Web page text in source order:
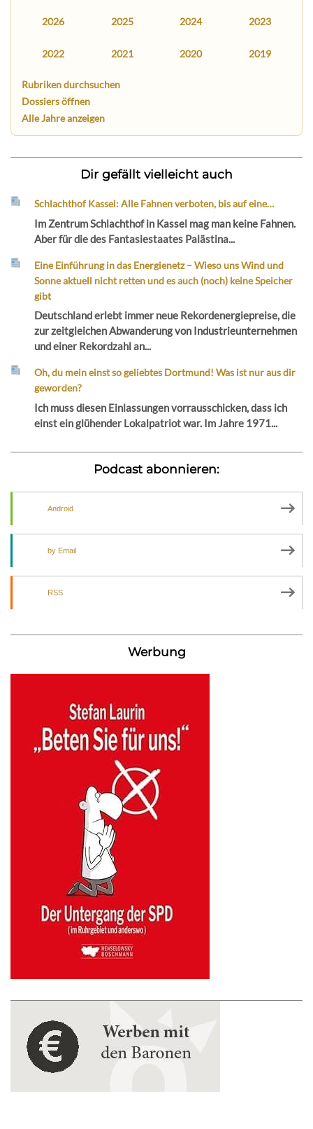
2026 2025 2024 2023
2022 2021 2020 2019
Rubriken durchsuchen
Dossiers öffnen
Alle Jahre anzeigen
Dir gefällt vielleicht auch
Schlachthof Kassel: Alle Fahnen verboten, bis auf eine…
Im Zentrum Schlachthof in Kassel mag man keine Fahnen.
Aber für die des Fantasiestaates Palästina...
Eine Einführung in das Energienetz – Wieso uns Wind und
Sonne aktuell nicht retten und es auch (noch) keine Speicher
gibt
Deutschland erlebt immer neue Rekordenergiepreise, die
zur zeitgleichen Abwanderung von Industrieunternehmen
und einer Rekordzahl an...
Oh, du mein einst so geliebtes Dortmund! Was ist nur aus dir
geworden?
Ich muss diesen Einlassungen vorrausschicken, dass ich
einst ein glühender Lokalpatriot war. Im Jahre 1971...
Podcast abonnieren:
Android
by Email
RSS
Werbung